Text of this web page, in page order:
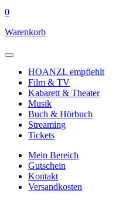
0
Warenkorb
HOANZL empfiehlt
Film & TV
Kabarett & Theater
Musik
Buch & Hörbuch
Streaming
Tickets
Mein Bereich
Gutschein
Kontakt
Versandkosten